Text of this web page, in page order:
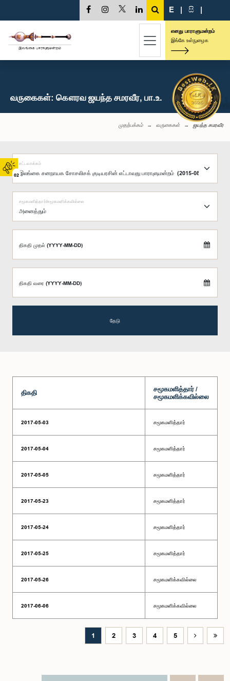
02
E | සි |
எனது பாராளுமன்றம்
இங்கே உள்நுழைக
வருகைகள்: கௌரவ ஜயந்த சமரவீர, பா.உ.
முதற்பக்கம் வருகைகள் ஜயந்த சமரவீர
சட்டவாக்கம்
சமூகமளித்தார்/சமூகமளிக்கவில்லை
திகதி முதல் (YYYY-MM-DD)
திகதி வரை (YYYY-MM-DD)
தேடு
திகதி
சமூகமளித்தார் /
சமூகமளிக்கவில்லை
2017-05-03 சமூகமளித்தார்
2017-05-04 சமூகமளித்தார்
2017-05-05 சமூகமளித்தார்
2017-05-23 சமூகமளித்தார்
2017-05-24 சமூகமளித்தார்
2017-05-25 சமூகமளித்தார்
2017-05-26 சமூகமளிக்கவில்லை
2017-06-06 சமூகமளிக்கவில்லை
1 2 3 4 5